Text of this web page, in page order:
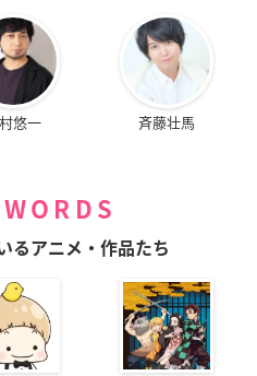
悠一 斉藤壮馬
るアニメ・作品たち